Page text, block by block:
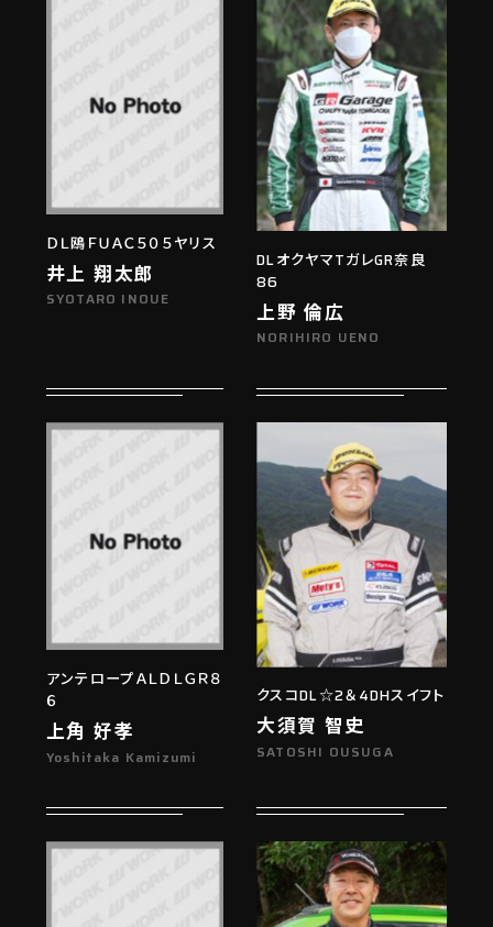
ＤＬ鴎ＦＵＡＣ５０５ヤリス
井上 翔太郎
SYOTARO INOUE
DLオクヤマTガレGR奈良
86
上野 倫広
NORIHIRO UENO
アンテロープＡＬＤＬＧＲ８
６
上角 好孝
Yoshitaka Kamizumi
クスコDL☆2＆4DHスイフト
大須賀 智史
SATOSHI OUSUGA